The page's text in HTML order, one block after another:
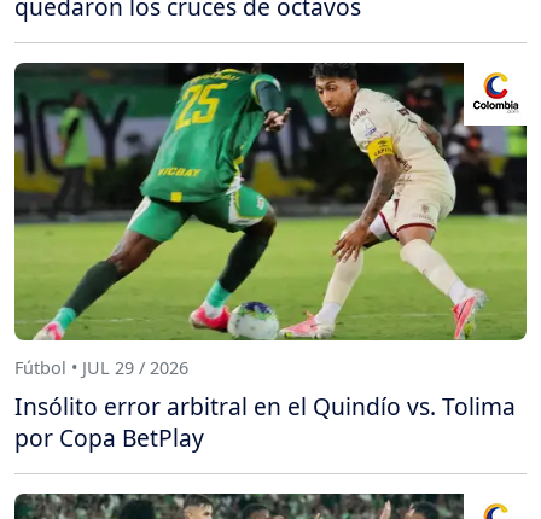
Fútbol • JUL 29 / 2026
Insólito error arbitral en el Quindío vs. Tolima
por Copa BetPlay